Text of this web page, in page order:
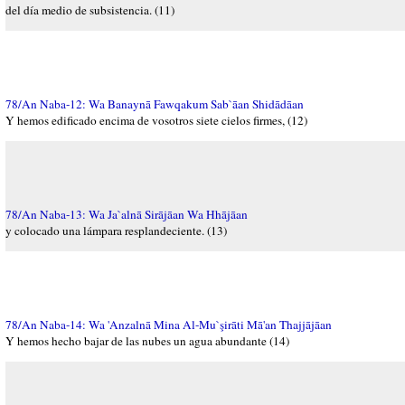
del día medio de subsistencia. (11)
78/An Naba-12: Wa Banaynā Fawqakum Sab`āan Shidādāan
Y hemos edificado encima de vosotros siete cielos firmes, (12)
78/An Naba-13: Wa Ja`alnā Sirājāan Wa Hhājāan
y colocado una lámpara resplandeciente. (13)
78/An Naba-14: Wa 'Anzalnā Mina Al-Mu`şirāti Mā'an Thajjājāan
Y hemos hecho bajar de las nubes un agua abundante (14)